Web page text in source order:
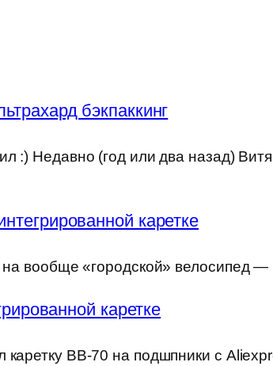
бэкпаккинг
:) Недавно (год или два назад)
каретке
вообще «городской» велосипед
каретке
каретку BB-70 на подшпники с